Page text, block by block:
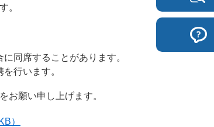
。
同席することがあります。
行います。
お願い申し上げます。
）